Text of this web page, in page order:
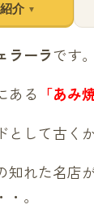
介 ▼
ラーラです。
ある 「あみ
として古く
知れた名店
。